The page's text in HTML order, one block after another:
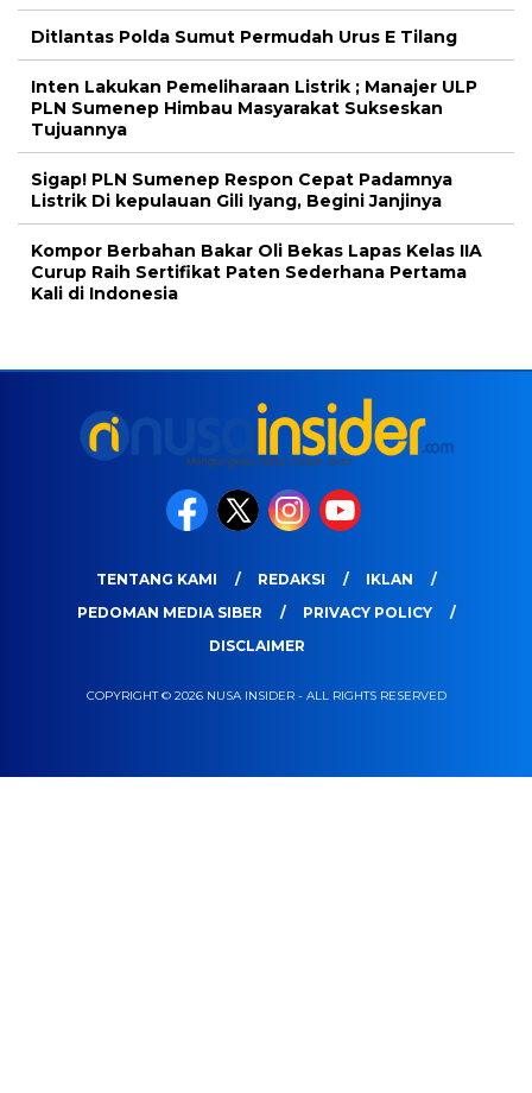
Ditlantas Polda Sumut Permudah Urus E Tilang
Inten Lakukan Pemeliharaan Listrik ; Manajer ULP
PLN Sumenep Himbau Masyarakat Sukseskan
Tujuannya
Sigap! PLN Sumenep Respon Cepat Padamnya
Listrik Di kepulauan Gili Iyang, Begini Janjinya
Kompor Berbahan Bakar Oli Bekas Lapas Kelas IIA
Curup Raih Sertifikat Paten Sederhana Pertama
Kali di Indonesia
TENTANG KAMI REDAKSI
IKLAN
PEDOMAN MEDIA SIBER
PRIVACY POLICY
DISCLAIMER
COPYRIGHT © 2026 NUSA INSIDER - ALL RIGHTS RESERVED